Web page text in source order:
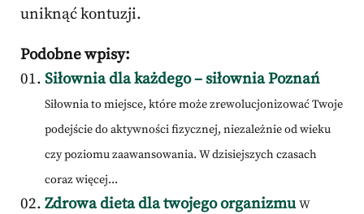
uniknąć kontuzji.
Podobne wpisy:
Siłownia dla każdego – siłownia Poznań
Siłownia to miejsce, które może zrewolucjonizować Twoje
podejście do aktywności fizycznej, niezależnie od wieku
czy poziomu zaawansowania. W dzisiejszych czasach
coraz więcej...
Zdrowa dieta dla twojego organizmu W